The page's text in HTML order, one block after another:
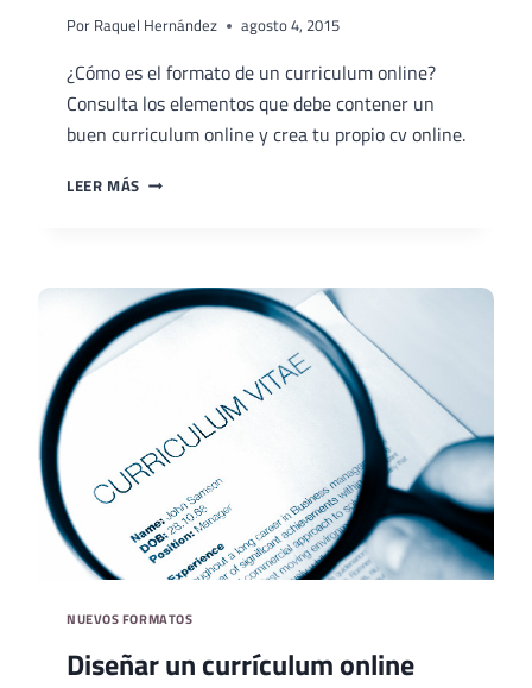
Por Raquel Hernández agosto 4, 2015
¿Cómo es el formato de un curriculum online?
Consulta los elementos que debe contener un
buen curriculum online y crea tu propio cv online.
LEER MÁS QUÉ
ONLINE
NUEVOS FORMATOS
Diseñar un currículum online